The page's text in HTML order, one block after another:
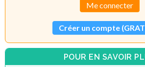
Me connecter
Créer un compte
POUR EN SAVOIR